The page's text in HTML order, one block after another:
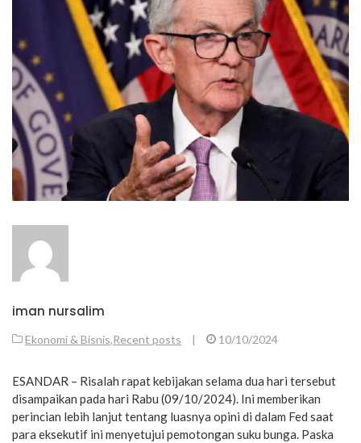
iman nursalim
Ekonomi & Bisnis,Recent posts | 10/10/2024
ESANDAR – Risalah rapat kebijakan selama dua hari tersebut
disampaikan pada hari Rabu (09/10/2024). Ini memberikan
perincian lebih lanjut tentang luasnya opini di dalam Fed saat
para eksekutif ini menyetujui pemotongan suku bunga. Paska